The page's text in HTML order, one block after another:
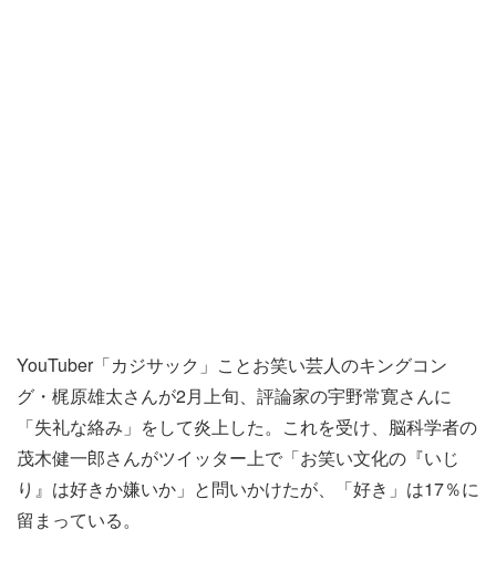
YouTuber「カジサック」ことお笑い芸人のキングコン
グ・梶原雄太さんが2月上旬、評論家の宇野常寛さんに
「失礼な絡み」をして炎上した。これを受け、脳科学者の
茂木健一郎さんがツイッター上で「お笑い文化の『いじ
り』は好きか嫌いか」と問いかけたが、「好き」は17％に
留まっている。